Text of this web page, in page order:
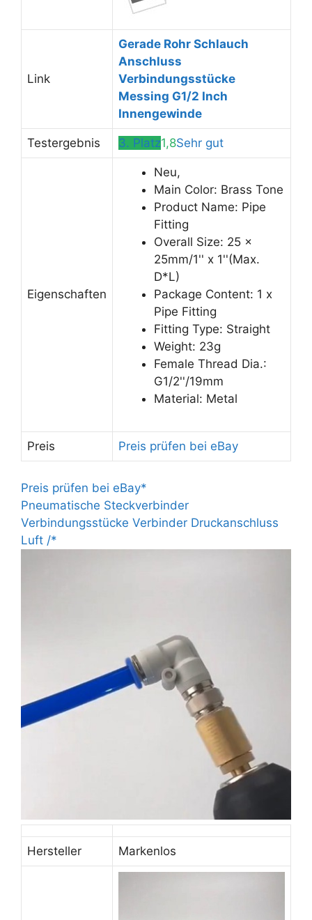
Link
Gerade Rohr Schlauch
Anschluss
Verbindungsstücke
Messing G1/2 Inch
Innengewinde
Testergebnis 3. Platz1,8Sehr gut
Eigenschaften
Neu,
Main Color: Brass Tone
Product Name: Pipe
Fitting
Overall Size: 25 x
25mm/1'' x 1''(Max.
D*L)
Package Content: 1 x
Pipe Fitting
Fitting Type: Straight
Weight: 23g
Female Thread Dia.:
G1/2''/19mm
Material: Metal
Preis Preis prüfen bei eBay
Preis prüfen bei eBay*
Pneumatische Steckverbinder
Verbindungsstücke Verbinder Druckanschluss
Luft /*
Hersteller Markenlos